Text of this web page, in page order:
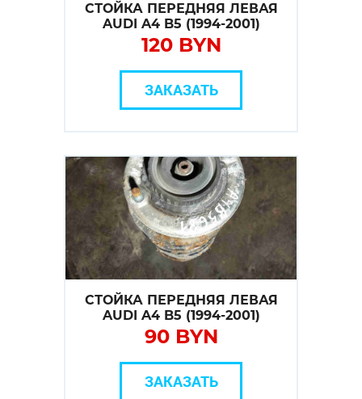
СТОЙКА ПЕРЕДНЯЯ ЛЕВАЯ
AUDI A4 B5 (1994-2001)
120 BYN
ЗАКАЗАТЬ
СТОЙКА ПЕРЕДНЯЯ ЛЕВАЯ
AUDI A4 B5 (1994-2001)
90 BYN
ЗАКАЗАТЬ